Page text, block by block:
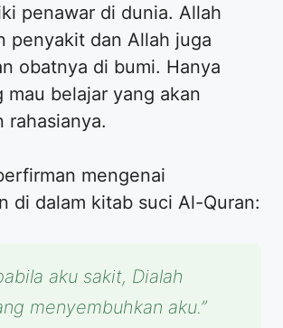
penawar di dunia. Allah
penyakit dan Allah juga
obatnya di bumi. Hanya
mau belajar yang akan
rahasianya.
mengenai
di dalam kitab suci Al-Quran:
aku sakit, Dialah
menyembuhkan aku.”